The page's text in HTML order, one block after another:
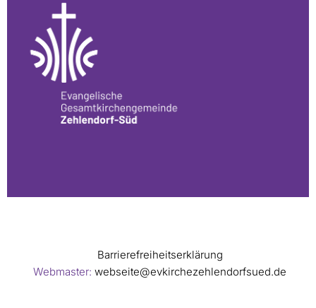
Barrierefreiheitserklärung
Webmaster: webseite@evkirchezehlendorfsued.de